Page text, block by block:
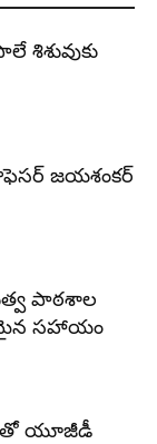
శిశువుకు
జయశంకర్
పాఠశాల
సహాయం
యూజీడీ